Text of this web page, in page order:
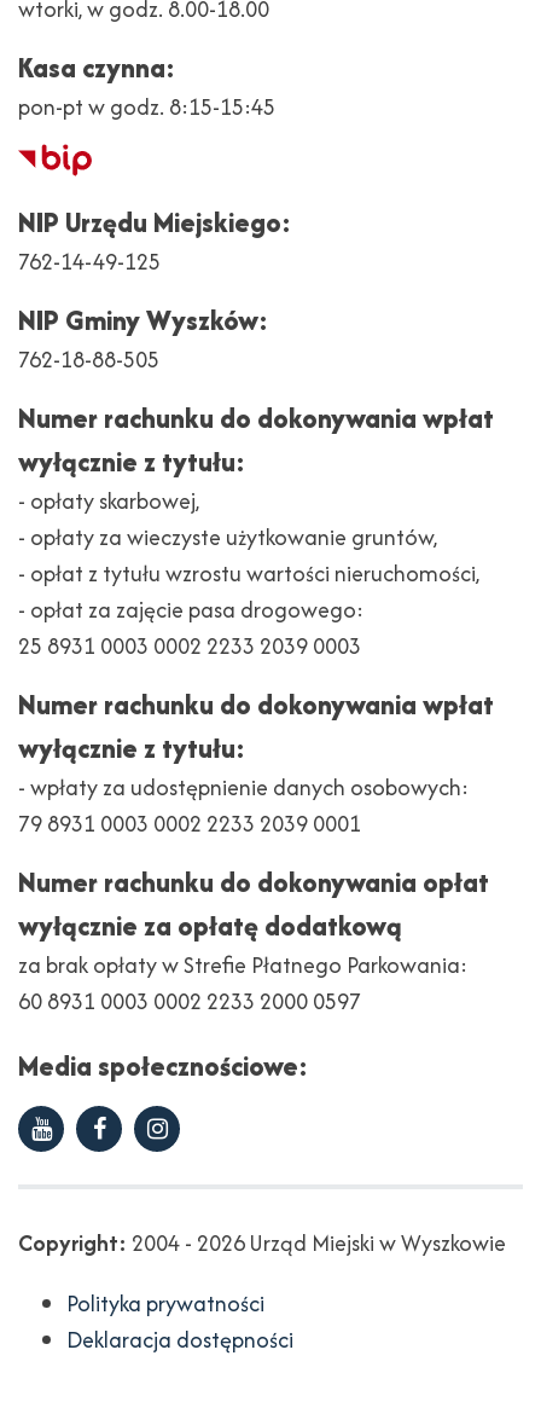
wtorki, w godz. 8.00-18.00
Kasa czynna:
pon-pt w godz. 8:15-15:45
Biuletyn
Informacji
Publicznej
NIP Urzędu Miejskiego:
762-14-49-125
NIP Gminy Wyszków:
762-18-88-505
Numer rachunku do dokonywania wpłat
wyłącznie z tytułu:
- opłaty skarbowej,
- opłaty za wieczyste użytkowanie gruntów,
- opłat z tytułu wzrostu wartości nieruchomości,
- opłat za zajęcie pasa drogowego:
25 8931 0003 0002 2233 2039 0003
Numer rachunku do dokonywania wpłat
wyłącznie z tytułu:
- wpłaty za udostępnienie danych osobowych:
79 8931 0003 0002 2233 2039 0001
Numer rachunku do dokonywania opłat
wyłącznie za opłatę dodatkową
za brak opłaty w Strefie Płatnego Parkowania:
60 8931 0003 0002 2233 2000 0597
Media społecznościowe:
YoutubeFacebookInstagram
Copyright
Copyright: 2004 - 2026 Urząd Miejski w Wyszkowie
Polityka prywatności
Deklaracja dostępności